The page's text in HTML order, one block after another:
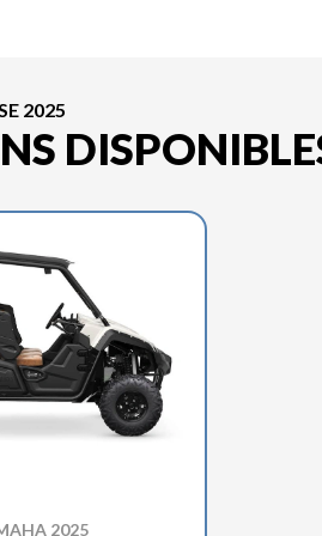
2025
2025